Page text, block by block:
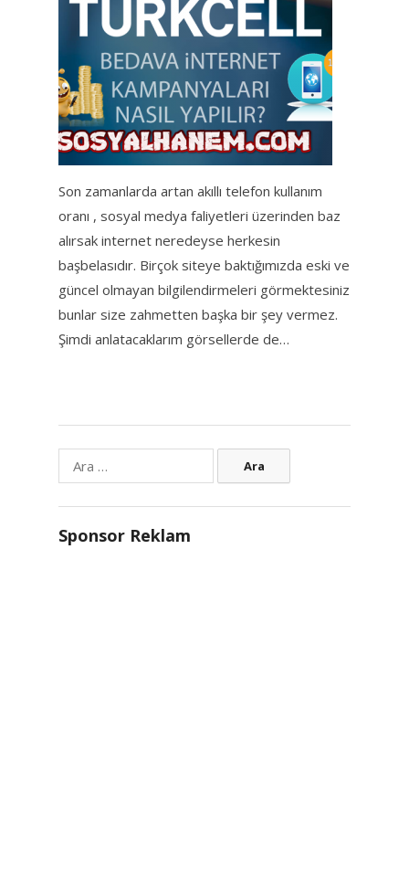
Son zamanlarda artan akıllı telefon kullanım
oranı , sosyal medya faliyetleri üzerinden baz
alırsak internet neredeyse herkesin
başbelasıdır. Birçok siteye baktığımızda eski ve
güncel olmayan bilgilendirmeleri görmektesiniz
bunlar size zahmetten başka bir şey vermez.
Şimdi anlatacaklarım görsellerde de…
Sponsor Reklam